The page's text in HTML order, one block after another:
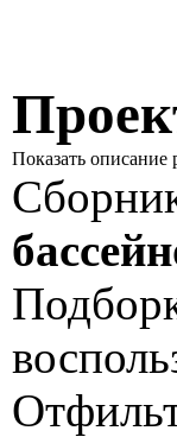
Показать описание